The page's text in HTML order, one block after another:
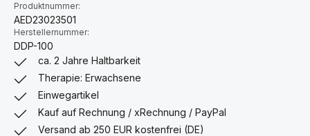
Produktnummer:
AED23023501
Herstellernummer:
DDP-100
ca. 2 Jahre Haltbarkeit
Therapie: Erwachsene
Einwegartikel
Kauf auf Rechnung / xRechnung / PayPal
Versand ab 250 EUR kostenfrei (DE)